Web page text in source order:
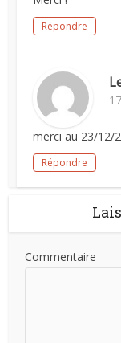
Répondre
merci au 23/12/
Répondre
Commentaire